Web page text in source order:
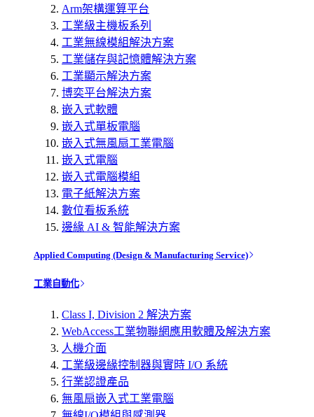
Arm架構運算平台
工業級主機板系列
工業無線模組解決方案
工業儲存與記憶體解決方案
工業顯示解決方案
博奕平台解決方案
嵌入式軟體
嵌入式單板電腦
嵌入式無風扇工業電腦
嵌入式電腦
嵌入式電腦模組
電子紙解決方案
數位看板系統
邊緣 AI & 智能解決方案
Applied Computing (Design & Manufacturing Service)
工業自動化
Class I, Division 2 解決方案
WebAccess工業物聯網應用軟體及解決方案
人機介面
工業級邊緣控制器與實時 I/O 系統
行業認證產品
無風扇嵌入式工業電腦